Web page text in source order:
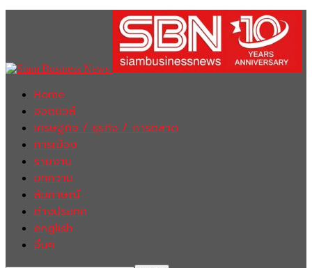
Home
ฮอตนิวส์
เศรษฐกิจ / ธุรกิจ / การตลาด
การเมือง
รายงาน
บทความ
สัมภาษณ์
ต่างประเทศ
english
อื่นๆ